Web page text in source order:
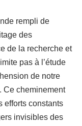
rempli de
des
de la recherche et
pas à l’étude
de notre
. Ce cheminement
efforts constants
invisibles des